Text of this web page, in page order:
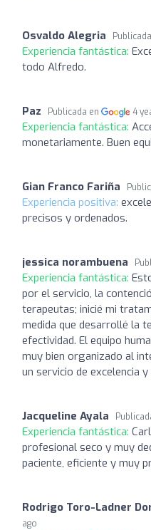
Osvaldo Alegria
Experiencia fantástica:
todo Alfredo.
Paz Publicada en 4
Experiencia fantástica:
monetariamente. Buen
Gian Franco Fariña
Experiencia positiva:
precisos y ordenados.
jessica norambuena
Experiencia fantástica:
por el servicio, la
terapeutas; inicié mi
medida que desarrollé la
efectividad. El equipo
muy bien organizado al
un servicio de excelencia y
Jacqueline Ayala
Experiencia fantástica:
profesional seco y muy
paciente, eficiente y muy
Rodrigo Toro-Ladner
ago